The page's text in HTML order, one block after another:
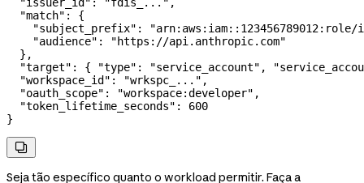
  "match"
: {
    "subject_prefix"
:
    "audience"
:
"https://api.anthropic.com"
  },
  "target"
: { "type" : "service_account" ,
  "workspace_id"
: "wrkspc_..." ,
  "oauth_scope"
: "workspace:developer" ,
  "token_lifetime_seconds"
: 600
}

Seja tão específico quanto o workload permitir. Faça a